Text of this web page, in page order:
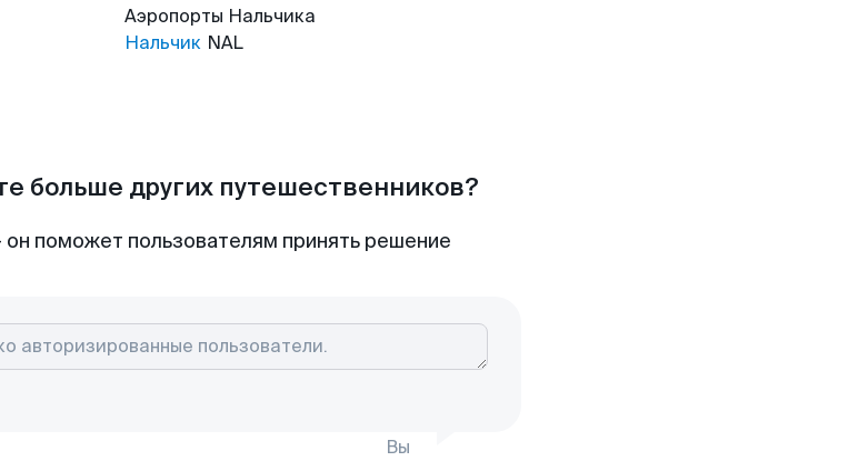
Аэропорты Нальчика
Нальчик NAL
больше других путешественников?
поможет пользователям принять решение
Вы